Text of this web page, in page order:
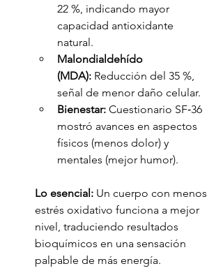
22 %, indicando mayor
capacidad antioxidante
natural.
Malondialdehído
(MDA): Reducción del 35 %,
señal de menor daño celular.
Bienestar: Cuestionario SF‑36
mostró avances en aspectos
físicos (menos dolor) y
mentales (mejor humor).
Lo esencial: Un cuerpo con menos
estrés oxidativo funciona a mejor
nivel, traduciendo resultados
bioquímicos en una sensación
palpable de más energía.